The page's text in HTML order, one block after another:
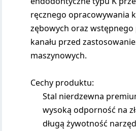
ręcznego opracowywania
zębowych oraz
kanału przed
maszynowych.
Cechy produktu:
Stal nierdzewna
wysoką odporność na
długą żywotność